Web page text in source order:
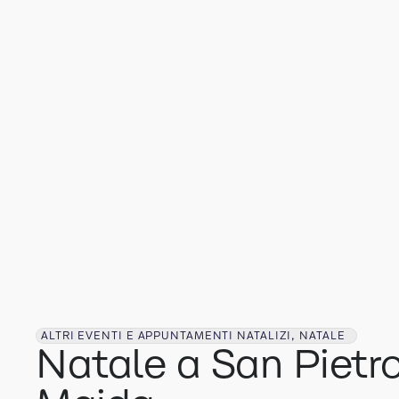
ALTRI EVENTI E APPUNTAMENTI NATALIZI, NATALE
Natale a San